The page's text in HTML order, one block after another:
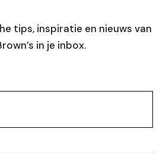
tips, inspiratie en nieuws van
in je inbox.